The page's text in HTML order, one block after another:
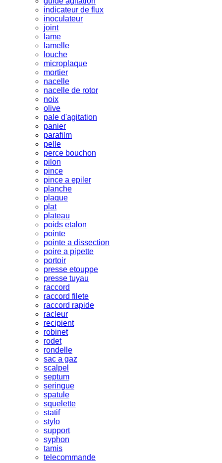
indicateur de flux
inoculateur
joint
lame
lamelle
louche
microplaque
mortier
nacelle
nacelle de rotor
noix
olive
pale d'agitation
panier
parafilm
pelle
perce bouchon
pilon
pince
pince a epiler
planche
plaque
plat
plateau
poids etalon
pointe
pointe a dissection
poire a pipette
portoir
presse etouppe
presse tuyau
raccord
raccord filete
raccord rapide
racleur
recipient
robinet
rodet
rondelle
sac a gaz
scalpel
septum
seringue
spatule
squelette
statif
stylo
support
syphon
tamis
telecommande